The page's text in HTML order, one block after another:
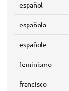
español
española
españole
feminismo
francisco